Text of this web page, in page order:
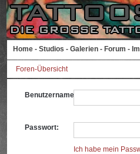
Home - Studios - Galerien - Forum -
Foren-Übersicht
Benutzername:
Passwort:
Ich habe mein